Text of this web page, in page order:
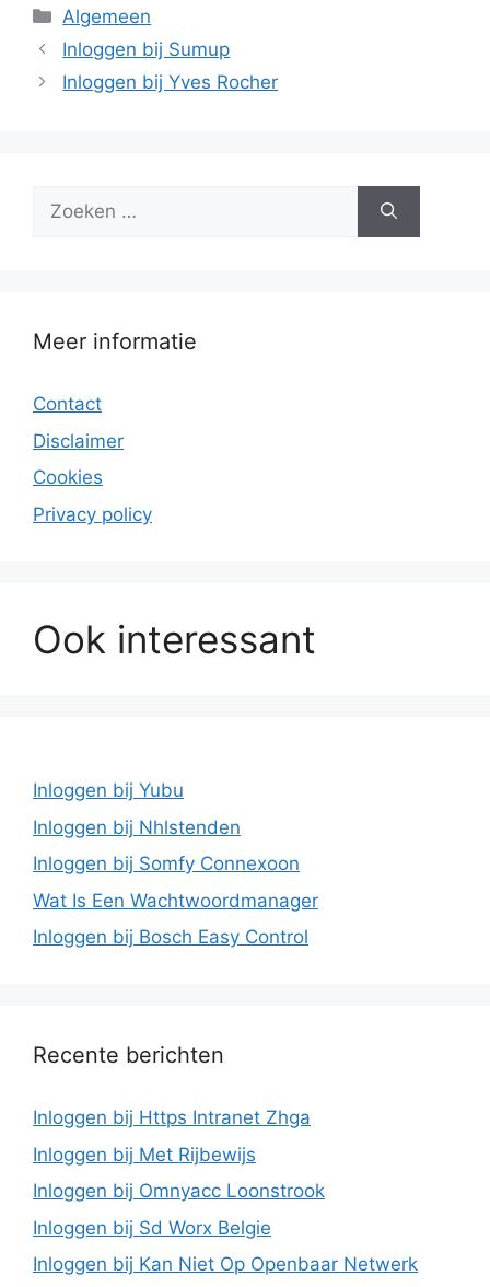
Categorieën
Algemeen
Inloggen bij Sumup
Inloggen bij Yves Rocher
Zoek
Meer informatie
Contact
Disclaimer
Cookies
Privacy policy
Ook interessant
Inloggen bij Yubu
Inloggen bij Nhlstenden
Inloggen bij Somfy Connexoon
Wat Is Een Wachtwoordmanager
Inloggen bij Bosch Easy Control
Recente berichten
Inloggen bij Https Intranet Zhga
Inloggen bij Met Rijbewijs
Inloggen bij Omnyacc Loonstrook
Inloggen bij Sd Worx Belgie
Inloggen bij Kan Niet Op Openbaar Netwerk